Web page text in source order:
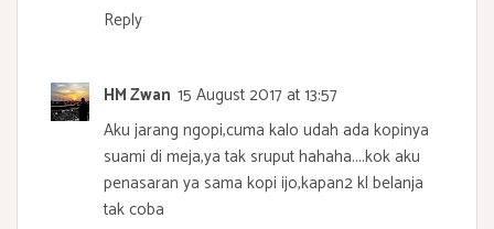
Reply
HM Zwan 15 August 2017 at 13:57
Aku jarang ngopi,cuma kalo udah ada kopinya
suami di meja,ya tak sruput hahaha....kok aku
penasaran ya sama kopi ijo,kapan2 kl belanja
tak coba